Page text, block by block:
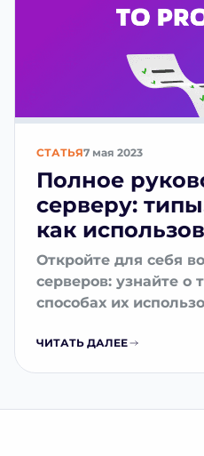
СТАТЬЯ7 мая 2023
Полное
серверу:
как
Откройте для себя
серверов: узнайте о
способах их
ЧИТАТЬ ДАЛЕЕ